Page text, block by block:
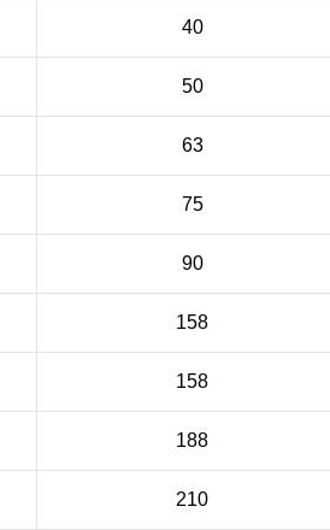
40
50
63
75
90
158
158
188
210